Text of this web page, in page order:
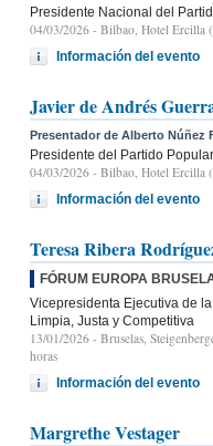
Presidente Nacional del
04/03/2026 - Bilbao, Hotel Ercilla
Información del evento
Javier de Andrés
Presentador de Alberto Núñez
Presidente del Partido
04/03/2026 - Bilbao, Hotel Ercilla
Información del evento
Teresa Ribera
FÓRUM EUROPA
Vicepresidenta Ejecutiva de
Limpia, Justa y Competitiva
13/01/2026 - Bruselas,
horas
Información del evento
Margrethe Vestager